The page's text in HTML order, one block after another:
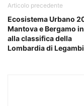
Articolo precedente
Ecosistema Urbano
Mantova e Bergamo
alla classifica della
Lombardia di